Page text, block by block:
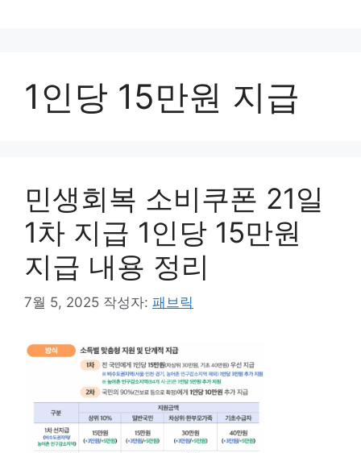
1인당 15만원 지급
민생회복 소비쿠폰 21일
1차 지급 1인당 15만원
지급 내용 정리
7월 5, 2025 작성자: 패브릭